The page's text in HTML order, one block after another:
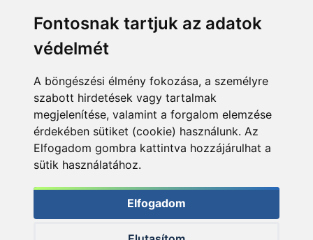
Fontosnak tartjuk az adatok
védelmét
A böngészési élmény fokozása, a személyre
szabott hirdetések vagy tartalmak
megjelenítése, valamint a forgalom elemzése
érdekében sütiket (cookie) használunk. Az
Elfogadom gombra kattintva hozzájárulhat a
sütik használatához.
Elfogadom